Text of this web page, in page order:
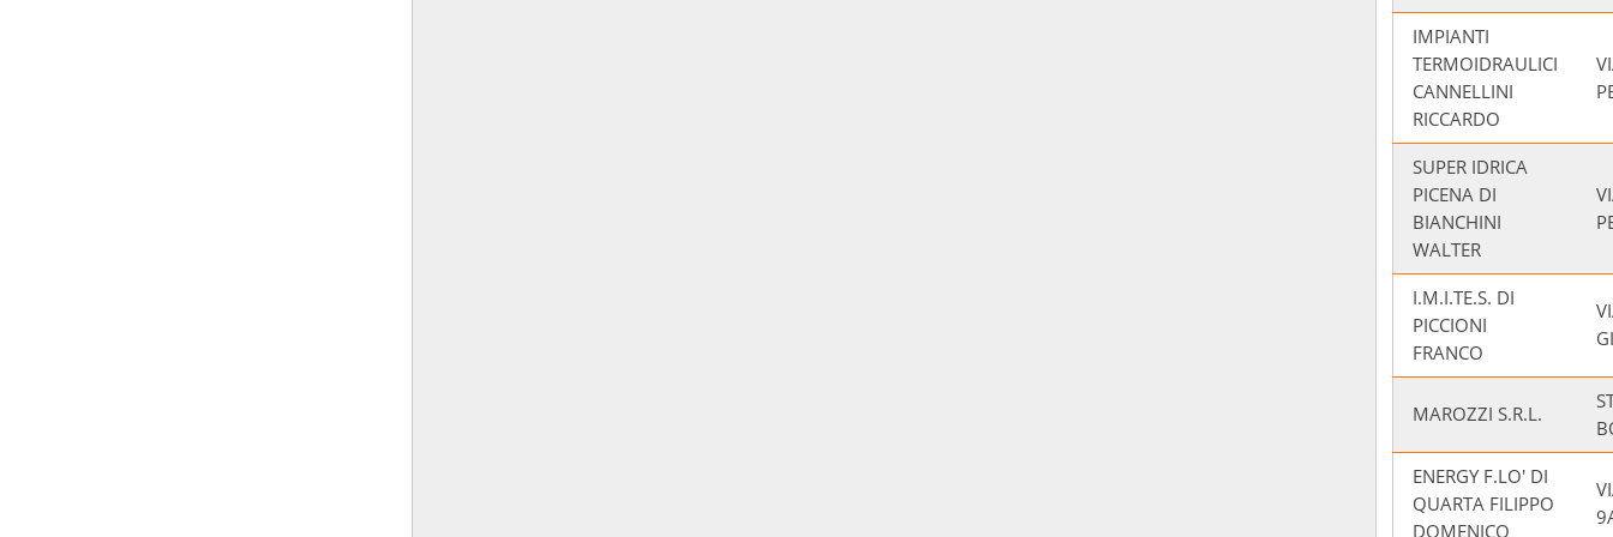
IMPIANTI
TERMOIDRAULICI
CANNELLINI
RICCARDO
SUPER IDRICA
PICENA DI
BIANCHINI
WALTER
I.M.I.TE.S. DI
PICCIONI
FRANCO
MAROZZI S.R.L.
ENERGY F.LO' DI
QUARTA FILIPPO
DOMENICO